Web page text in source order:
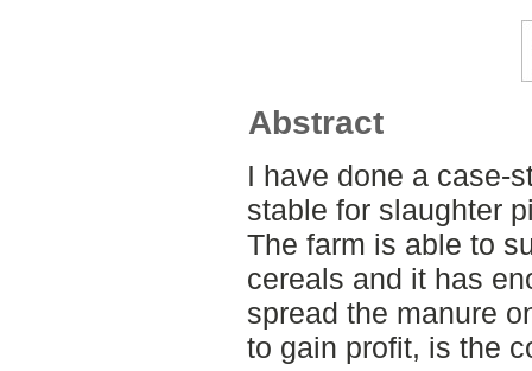
Abstract
I have done a case-
stable for slaughter
The farm is able to
cereals and it has
spread the manure
to gain profit, is the